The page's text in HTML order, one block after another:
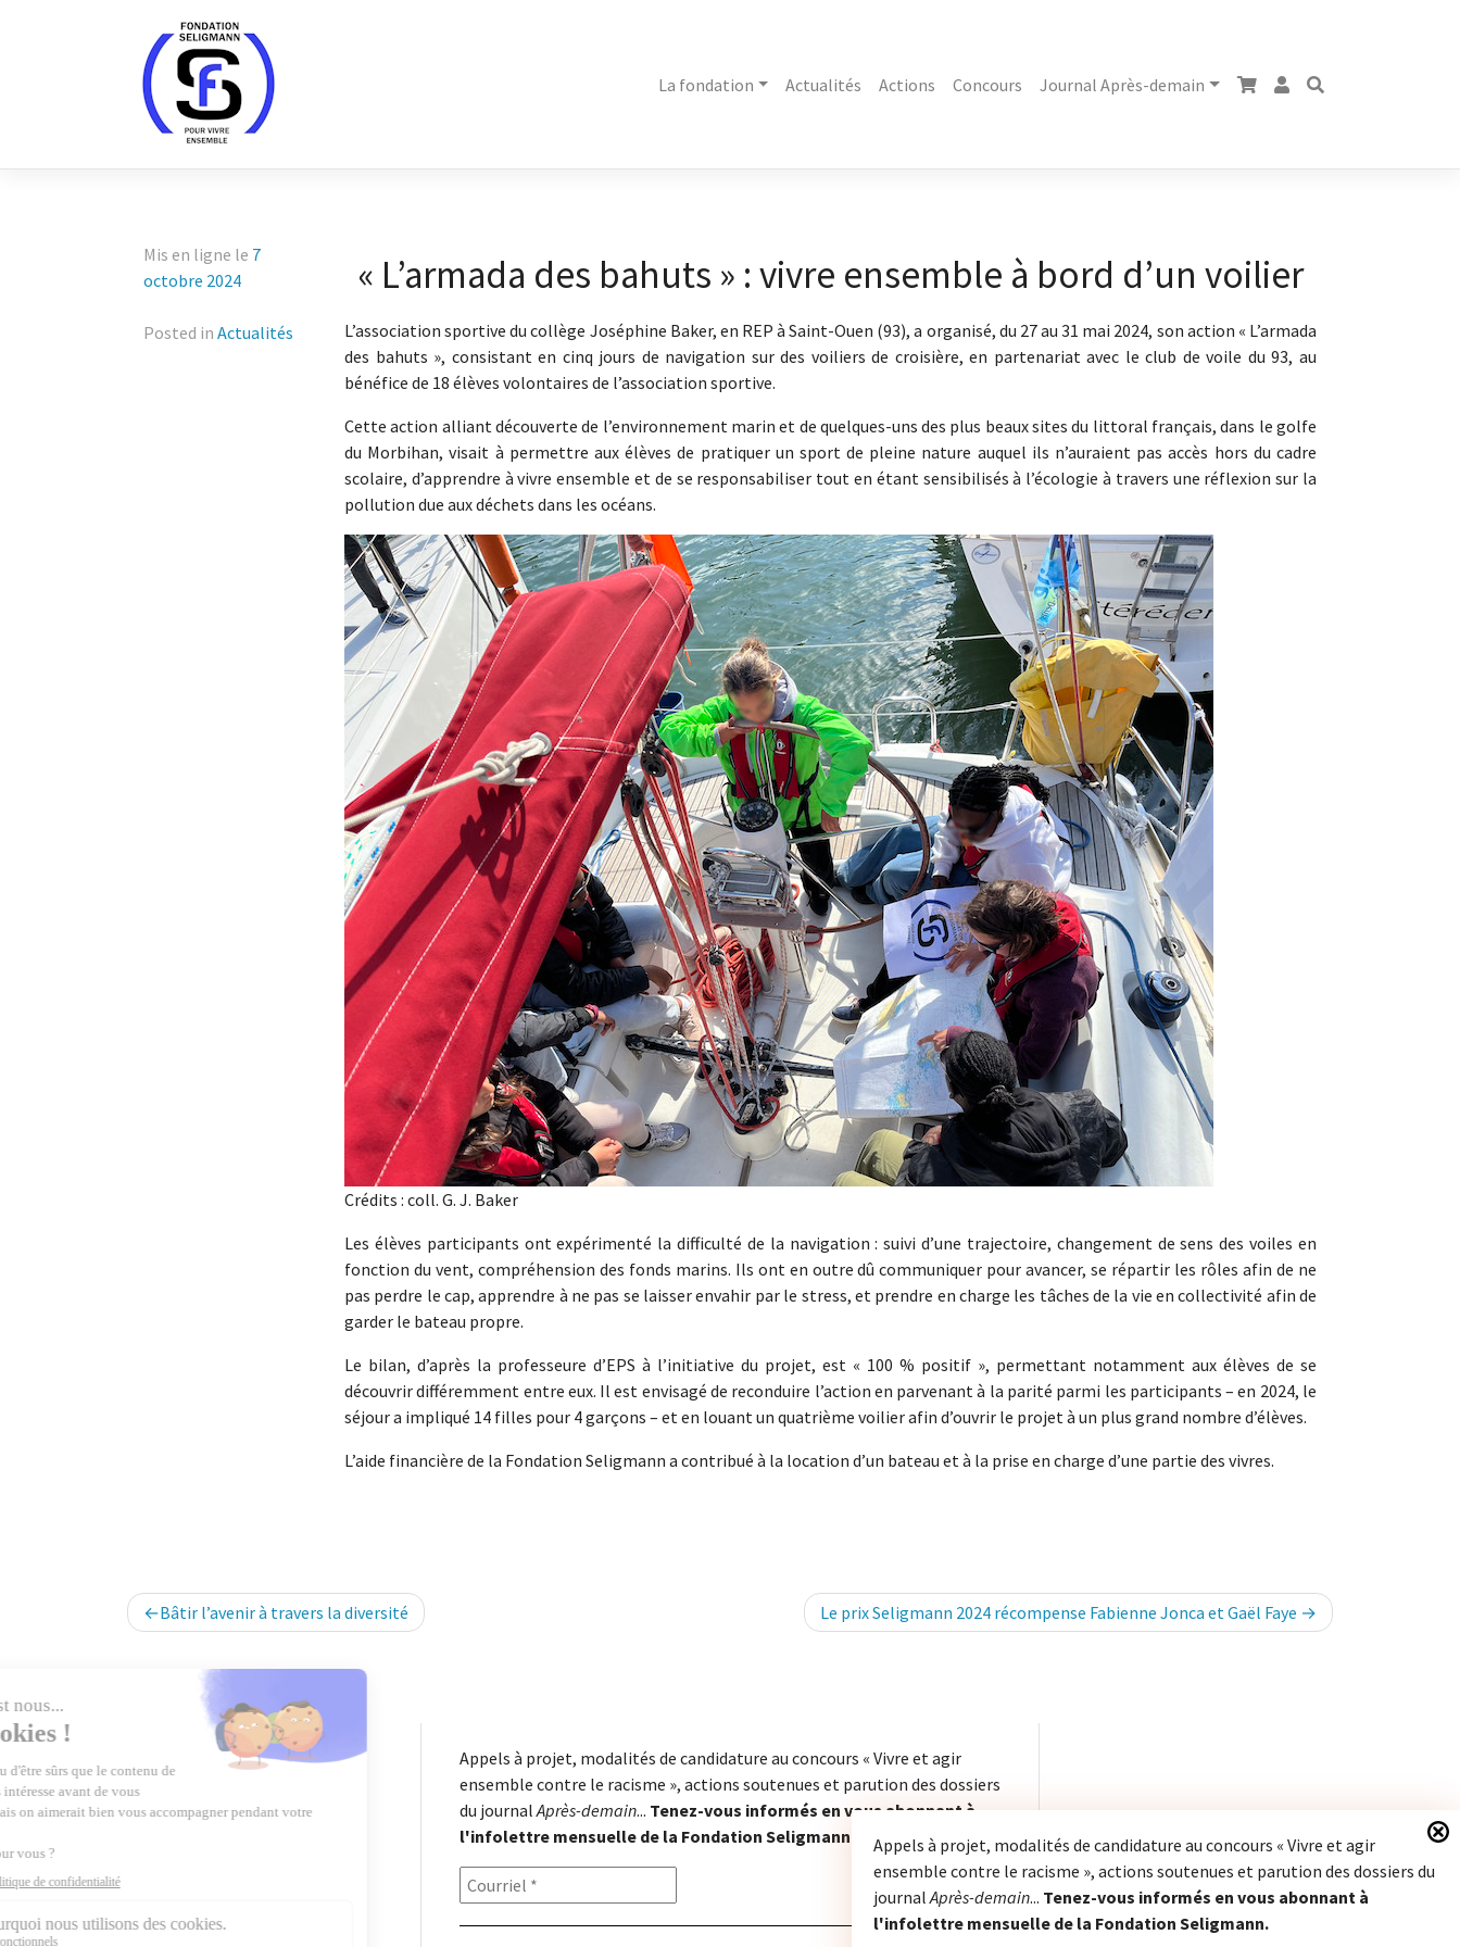
La fondation
Actualités Actions Concours Journal Après-demain
Mis en ligne le 7
octobre 2024
Posted in Actualités
« L’armada des bahuts » : vivre ensemble à bord d’un voilier
L’association sportive du collège Joséphine Baker, en REP à Saint-Ouen (93), a organisé, du 27 au 31 mai 2024, son action « L’armada
des bahuts », consistant en cinq jours de navigation sur des voiliers de croisière, en partenariat avec le club de voile du 93, au
bénéfice de 18 élèves volontaires de l’association sportive.
Cette action alliant découverte de l’environnement marin et de quelques-uns des plus beaux sites du littoral français, dans le golfe
du Morbihan, visait à permettre aux élèves de pratiquer un sport de pleine nature auquel ils n’auraient pas accès hors du cadre
scolaire, d’apprendre à vivre ensemble et de se responsabiliser tout en étant sensibilisés à l’écologie à travers une réflexion sur la
pollution due aux déchets dans les océans.
Crédits : coll. G. J. Baker
Les élèves participants ont expérimenté la difficulté de la navigation : suivi d’une trajectoire, changement de sens des voiles en
fonction du vent, compréhension des fonds marins. Ils ont en outre dû communiquer pour avancer, se répartir les rôles afin de ne
pas perdre le cap, apprendre à ne pas se laisser envahir par le stress, et prendre en charge les tâches de la vie en collectivité afin de
garder le bateau propre.
Le bilan, d’après la professeure d’EPS à l’initiative du projet, est « 100 % positif », permettant notamment aux élèves de se
découvrir différemment entre eux. Il est envisagé de reconduire l’action en parvenant à la parité parmi les participants – en 2024, le
séjour a impliqué 14 filles pour 4 garçons – et en louant un quatrième voilier afin d’ouvrir le projet à un plus grand nombre d’élèves.
L’aide financière de la Fondation Seligmann a contribué à la location d’un bateau et à la prise en charge d’une partie des vivres.
Appels à projet, modalités de candidature au concours « Vivre et agir
ensemble contre le racisme », actions soutenues et parution des dossiers du
journalAprès-demain... Tenez-vous informés en vous abonnant à
l'infolettre mensuelle de la Fondation Seligmann.
Navigation
de
l’article
Bâtir l’avenir à travers la diversité Le prix Seligmann 2024 récompense Fabienne Jonca et Gaël Faye
Appels à projet, modalités de candidature au concours « Vivre et agir
ensemble contre le racisme », actions soutenues et parution des dossiers
du journalAprès-demain... Tenez-vous informés en vous abonnant à
l'infolettre mensuelle de la Fondation Seligmann.
Fondation Seligmann
Journal Après-demain